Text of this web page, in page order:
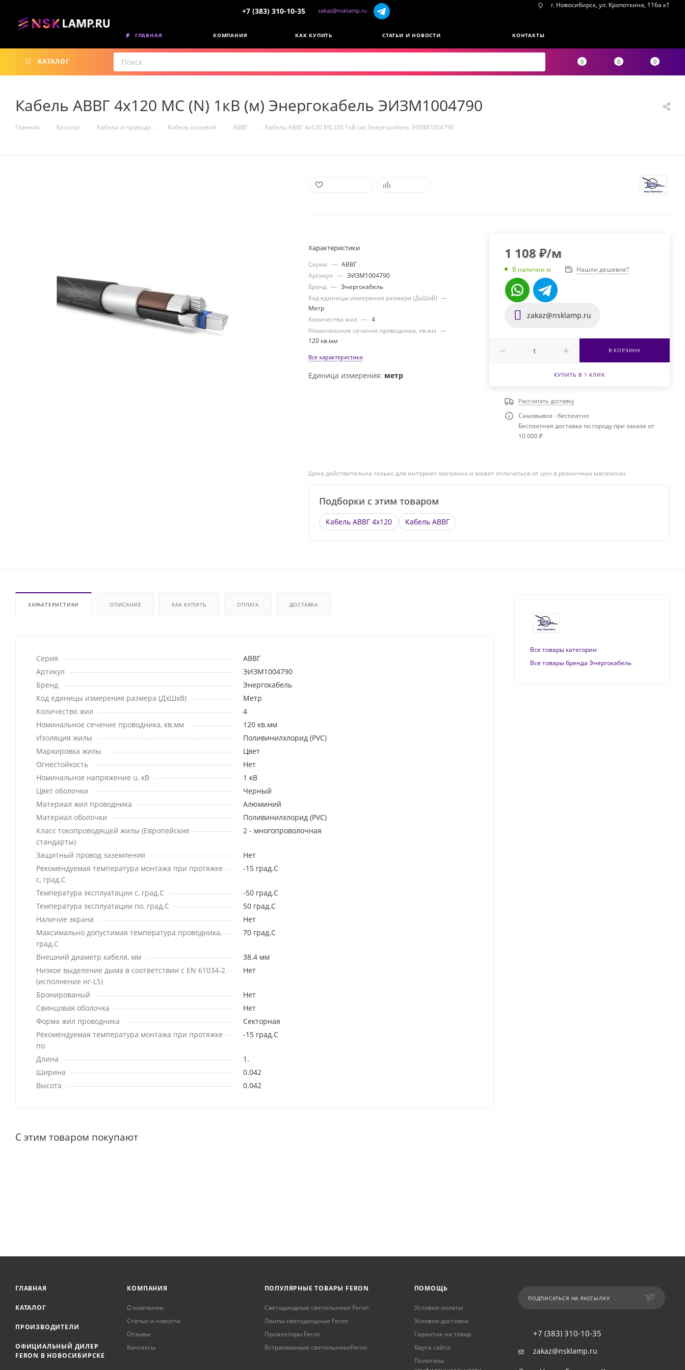
+7 (383) 310-10-35 zakaz@nsklamp.ru
г. Новосибирск, ул. Кропоткина, 116а к1
ГЛАВНАЯ КОМПАНИЯ КАК КУПИТЬ СТАТЬИ И НОВОСТИ КОНТАКТЫ
0 0 0
КАТАЛОГ
Кабель АВВГ 4х120 МС (N) 1кВ (м) Энергокабель ЭИЗМ1004790
Главная — Каталог — Кабели и провода — Кабель силовой — АВВГ — Кабель АВВГ 4х120 МС (N) 1кВ (м) Энергокабель ЭИЗМ1004790
Характеристики
Серия — АВВГ
Артикул — ЭИЗМ1004790
Бренд — Энергокабель
Код единицы измерения размера (ДхШхВ) —
Метр
Количество жил — 4
Номинальное сечение проводника, кв.мм —
120 кв.мм
Все характеристики
Единица измерения: метр
1 108 ₽/м
В наличии м Нашли дешевле?
zakaz@nsklamp.ru
В КОРЗИНУ
КУПИТЬ В 1 КЛИК
Рассчитать доставку
Самовывоз - бесплатно
Бесплатная доставка по городу при заказе от
10 000 ₽
Цена действительна только для интернет-магазина и может отличаться от цен в розничных магазинах
Подборки с этим товаром
Кабель АВВГ 4х120 Кабель АВВГ
ХАРАКТЕРИСТИКИ ОПИСАНИЕ КАК КУПИТЬ ОПЛАТА ДОСТАВКА
Серия
АВВГ
Артикул
ЭИЗМ1004790
Бренд
Энергокабель
Код единицы измерения размера (ДхШхВ)
Метр
Количество жил
4
Номинальное сечение проводника, кв.мм
120 кв.мм
Изоляция жилы
Поливинилхлорид (PVC)
Маркировка жилы
Цвет
Огнестойкость
Нет
Номинальное напряжение u, кВ
1 кВ
Цвет оболочки
Черный
Материал жил проводника
Алюминий
Материал оболочки
Поливинилхлорид (PVC)
Класс токопроводящей жилы (Европейские
стандарты)
2 - многопроволочная
Защитный провод заземления
Нет
Рекомендуемая температура монтажа при протяжке
с, град.C
-15 град.C
Температура эксплуатации с, град.C
-50 град.C
Температура эксплуатации по, град.C
50 град.C
Наличие экрана
Нет
Максимально допустимая температура проводника,
град.C
70 град.C
Внешний диаметр кабеля, мм
38.4 мм
Низкое выделение дыма в соответствии с EN 61034-2
(исполнение нг-LS)
Нет
Бронированый
Нет
Свинцовая оболочка
Нет
Форма жил проводника
Секторная
Рекомендуемая температура монтажа при протяжке
по
-15 град.C
Длина
1.
Ширина
0.042
Высота
0.042
С этим товаром покупают
Все товары категории
Все товары бренда Энергокабель
ГЛАВНАЯ
КАТАЛОГ
ПРОИЗВОДИТЕЛИ
ОФИЦИАЛЬНЫЙ ДИЛЕР
FERON В НОВОСИБИРСКЕ
КОМПАНИЯ
О компании
Статьи и новости
Отзывы
Контакты
ПОПУЛЯРНЫЕ ТОВАРЫ FERON
Светодиодные светильники Feron
Лампы светодиодные Feron
Прожекторы Feron
Встраиваемые светильникиFeron
ПОМОЩЬ
Условия оплаты
Условия доставки
Гарантия на товар
Карта сайта
Политика
ПОДПИСАТЬСЯ НА РАССЫЛКУ
+7 (383) 310-10-35
zakaz@nsklamp.ru